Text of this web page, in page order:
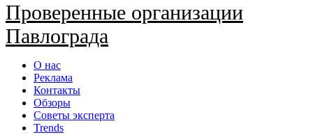
Проверенные организации
Павлограда
О нас
Реклама
Контакты
Обзоры
Советы эксперта
Trends